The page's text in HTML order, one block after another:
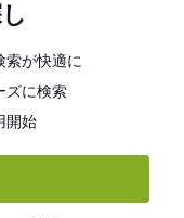
索が快適に
ズに検索
開始